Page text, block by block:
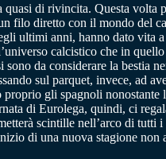
quasi di rivincita. Questa volta
filo diretto con il mondo del
ultimi anni, hanno dato vita
calcistico che in
sono da considerare la bestia
sul parquet, invece, ad
proprio gli spagnoli nonostante
di Eurolega, quindi, ci
scintille nell’arco di tutti
di una nuova stagione non